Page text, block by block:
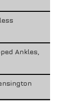
Ankles,